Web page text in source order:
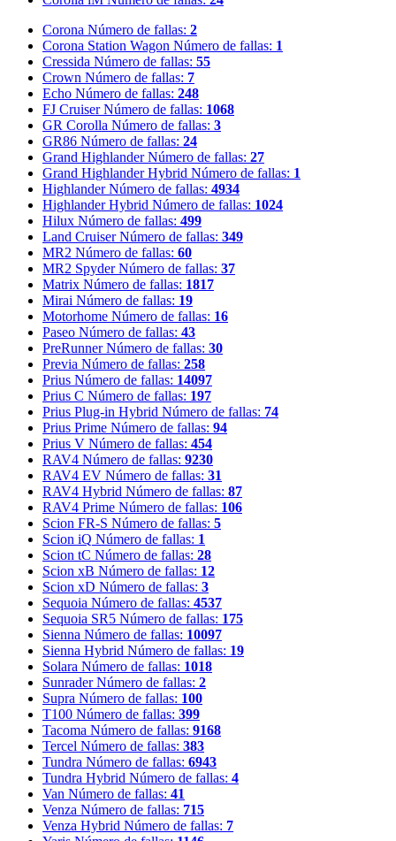
Corona Número de fallas: 2
Corona Station Wagon Número de fallas: 1
Cressida Número de fallas: 55
Crown Número de fallas: 7
Echo Número de fallas: 248
FJ Cruiser Número de fallas: 1068
GR Corolla Número de fallas: 3
GR86 Número de fallas: 24
Grand Highlander Número de fallas: 27
Grand Highlander Hybrid Número de fallas: 1
Highlander Número de fallas: 4934
Highlander Hybrid Número de fallas: 1024
Hilux Número de fallas: 499
Land Cruiser Número de fallas: 349
MR2 Número de fallas: 60
MR2 Spyder Número de fallas: 37
Matrix Número de fallas: 1817
Mirai Número de fallas: 19
Motorhome Número de fallas: 16
Paseo Número de fallas: 43
PreRunner Número de fallas: 30
Previa Número de fallas: 258
Prius Número de fallas: 14097
Prius C Número de fallas: 197
Prius Plug-in Hybrid Número de fallas: 74
Prius Prime Número de fallas: 94
Prius V Número de fallas: 454
RAV4 Número de fallas: 9230
RAV4 EV Número de fallas: 31
RAV4 Hybrid Número de fallas: 87
RAV4 Prime Número de fallas: 106
Scion FR-S Número de fallas: 5
Scion iQ Número de fallas: 1
Scion tC Número de fallas: 28
Scion xB Número de fallas: 12
Scion xD Número de fallas: 3
Sequoia Número de fallas: 4537
Sequoia SR5 Número de fallas: 175
Sienna Número de fallas: 10097
Sienna Hybrid Número de fallas: 19
Solara Número de fallas: 1018
Sunrader Número de fallas: 2
Supra Número de fallas: 100
T100 Número de fallas: 399
Tacoma Número de fallas: 9168
Tercel Número de fallas: 383
Tundra Número de fallas: 6943
Tundra Hybrid Número de fallas: 4
Van Número de fallas: 41
Venza Número de fallas: 715
Venza Hybrid Número de fallas: 7